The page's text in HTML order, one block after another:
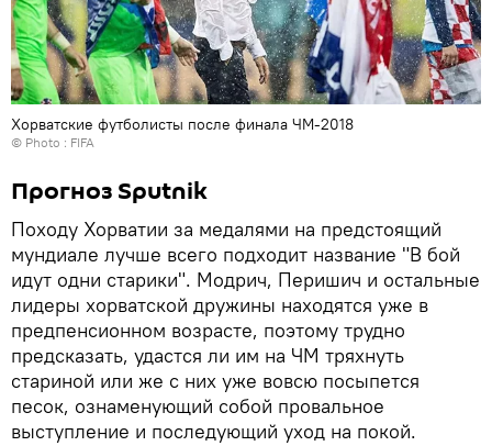
Хорватские футболисты после финала ЧМ-2018
© Photo : FIFA
Прогноз Sputnik
Походу Хорватии за медалями на предстоящий
мундиале лучше всего подходит название "В бой
идут одни старики". Модрич, Перишич и остальные
лидеры хорватской дружины находятся уже в
предпенсионном возрасте, поэтому трудно
предсказать, удастся ли им на ЧМ тряхнуть
стариной или же с них уже вовсю посыпется
песок, ознаменующий собой провальное
выступление и последующий уход на покой.